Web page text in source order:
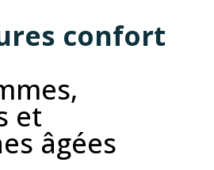
confort
et
âgées